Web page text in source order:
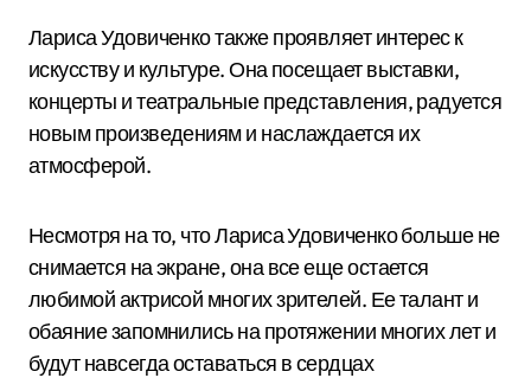
Лариса Удовиченко также проявляет интерес к
искусству и культуре. Она посещает выставки,
концерты и театральные представления, радуется
новым произведениям и наслаждается их
атмосферой.
Несмотря на то, что Лариса Удовиченко больше не
снимается на экране, она все еще остается
любимой актрисой многих зрителей. Ее талант и
обаяние запомнились на протяжении многих лет и
будут навсегда оставаться в сердцах